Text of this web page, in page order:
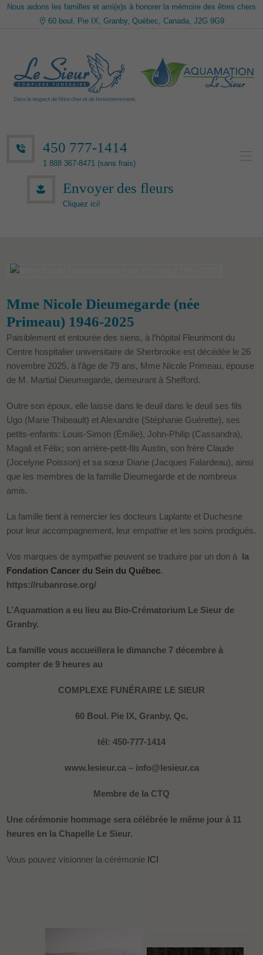
Nous aidons les familles et ami(e)s à honorer la mémoire des êtres chers
60 boul. Pie IX, Granby, Québec, Canada, J2G 9G9
450 777-1414
1 888 367-8471 (sans frais)
Envoyer des fleurs
Cliquez ici!
Mme Nicole Dieumegarde (née
Primeau) 1946-2025
Paisiblement et entourée des siens, à l’hôpital Fleurimont du
Centre hospitalier universitaire de Sherbrooke est décédée le 26
novembre 2025, à l’âge de 79 ans, Mme Nicole Primeau, épouse
de M. Martial Dieumegarde, demeurant à Shefford.
Outre son époux, elle laisse dans le deuil dans le deuil ses fils
Ugo (Marie Thibeault) et Alexandre (Stéphanie Guérette), ses
petits-enfants: Louis-Simon (Émilie), John-Philip (Cassandra),
Magali et Félix; son arrière-petit-fils Austin, son frère Claude
(Jocelyne Poisson) et sa sœur Diane (Jacques Falardeau), ainsi
que les membres de la famille Dieumegarde et de nombreux
amis.
La famille tient à remercier les docteurs Laplante et Duchesne
pour leur accompagnement, leur empathie et les soins prodigués.
Vos marques de sympathie peuvent se traduire par un don à la
Fondation Cancer du Sein du Québec.
https://rubanrose.org/
L’Aquamation a eu lieu au Bio-Crématorium Le Sieur de
Granby.
La famille vous accueillera le dimanche 7 décembre à
compter de 9 heures au
COMPLEXE FUNÉRAIRE LE SIEUR
60 Boul. Pie IX, Granby, Qc,
tél: 450-777-1414
www.lesieur.ca – info@lesieur.ca
Membre de la CTQ
Une cérémonie hommage sera célébrée le même jour à 11
heures en la Chapelle Le Sieur.
Vous pouvez visionner la cérémonie ICI